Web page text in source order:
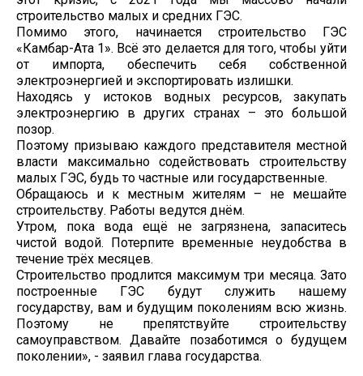
строительство малых и средних ГЭС.
Помимо этого, начинается строительство ГЭС
«Камбар-Ата 1». Всё это делается для того, чтобы уйти
от импорта, обеспечить себя собственной
электроэнергией и экспортировать излишки.
Находясь у истоков водных ресурсов, закупать
электроэнергию в других странах – это большой
позор.
Поэтому призываю каждого представителя местной
власти максимально содействовать строительству
малых ГЭС, будь то частные или государственные.
Обращаюсь и к местным жителям – не мешайте
строительству. Работы ведутся днём.
Утром, пока вода ещё не загрязнена, запаситесь
чистой водой. Потерпите временные неудобства в
течение трёх месяцев.
Строительство продлится максимум три месяца. Зато
построенные ГЭС будут служить нашему
государству, вам и будущим поколениям всю жизнь.
Поэтому не препятствуйте строительству
самоуправством. Давайте позаботимся о будущем
поколении», - заявил глава государства.